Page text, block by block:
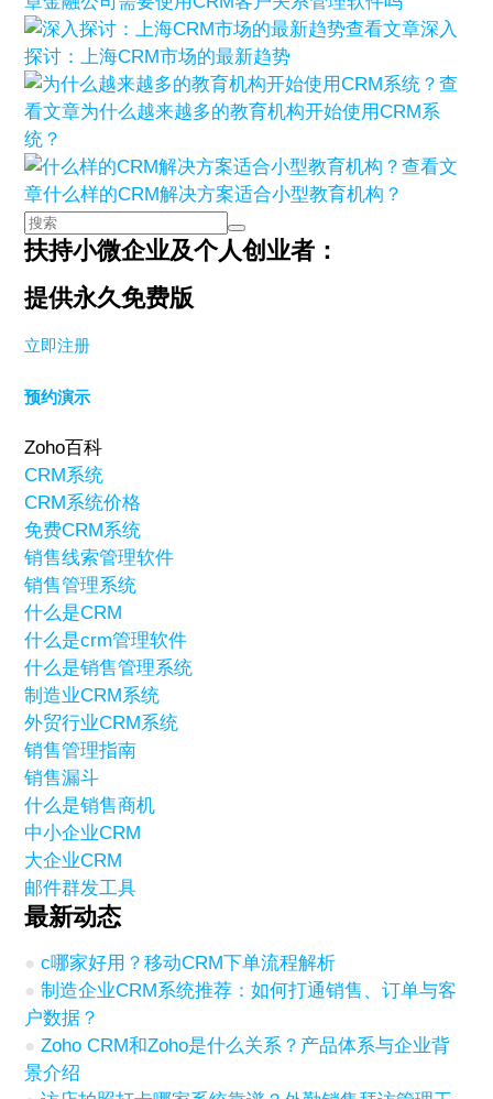
查看文章深入
探讨：上海CRM市场的最新趋势
查
看文章为什么越来越多的教育机构开始使用CRM系
统？
查看文
章什么样的CRM解决方案适合小型教育机构？
扶持小微企业及个人创业者：
提供永久免费版
立即注册
预约演示
Zoho百科
CRM系统
CRM系统价格
免费CRM系统
销售线索管理软件
销售管理系统
什么是CRM
什么是crm管理软件
什么是销售管理系统
制造业CRM系统
外贸行业CRM系统
销售管理指南
销售漏斗
什么是销售商机
中小企业CRM
大企业CRM
邮件群发工具
最新动态
c哪家好用？移动CRM下单流程解析
制造企业CRM系统推荐：如何打通销售、订单与客
户数据？
Zoho CRM和Zoho是什么关系？产品体系与企业背
景介绍